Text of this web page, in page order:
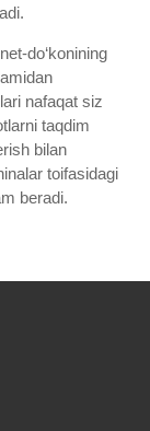
do‘konining
nafaqat siz
taqdim
bilan
toifasidagi
beradi.